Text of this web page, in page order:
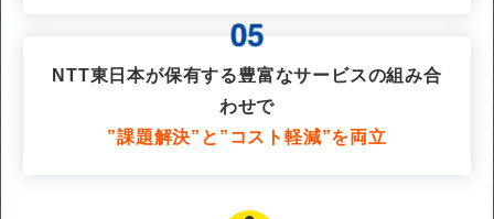
NTT東日本が保有する豊富なサービスの組み合
わせで
”課題解決”と”コスト軽減”を両立